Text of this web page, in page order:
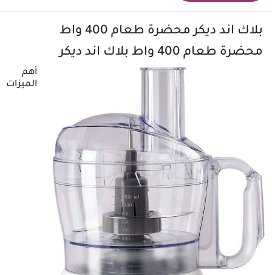
بلاك اند ديكر محضرة طعام 400 واط
محضرة طعام 400 واط بلاك اند ديكر
أهم
الميزات